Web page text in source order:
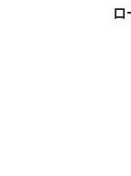
ロ